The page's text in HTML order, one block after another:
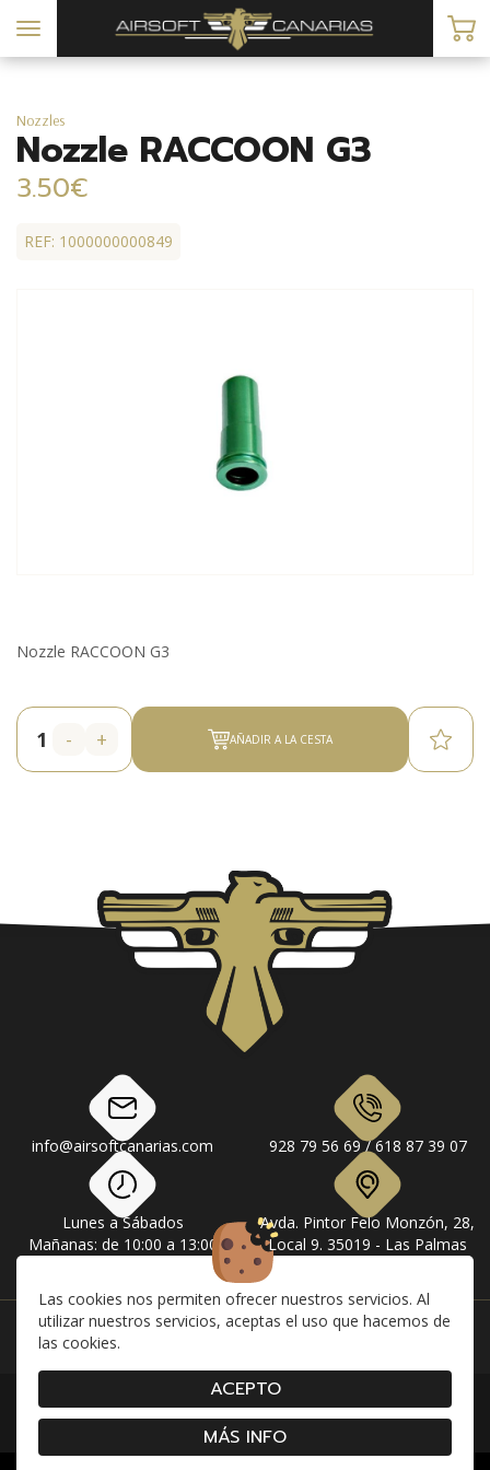
Las cookies nos permiten ofrecer nuestros servicios. Al
utilizar nuestros servicios, aceptas el uso que hacemos de
las cookies.
ACEPTO
MÁS INFO
Toggle
navigation
Nozzles
Nozzle RACCOON G3
3.50€
REF: 1000000000849
Nozzle RACCOON G3
- + AÑADIR A LA CESTA
info@airsoftcanarias.com 928 79 56 69 / 618 87 39 07
Lunes a Sábados
Mañanas: de 10:00 a 13:00
Avda. Pintor Felo Monzón, 28,
Local 9. 35019 - Las Palmas
Facebook
Condiciones de compra|Aviso Legal|Política de Privacidad|Cookies